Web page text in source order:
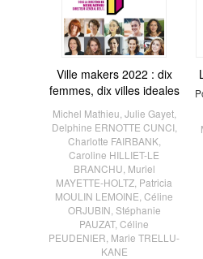
Ville makers 2022 : dix
femmes, dix villes ideales
Michel Mathieu Julie Gayet,
Delphine ERNOTTE CUNCI,
Charlotte FAIRBANK,
Caroline HILLIET-LE
BRANCHU Muriel
MAYETTE-HOLTZ Patricia
MOULIN LEMOINE Céline
ORJUBIN Stéphanie
PAUZAT, Céline
PEUDENIER Marie TRELLU-
KANE